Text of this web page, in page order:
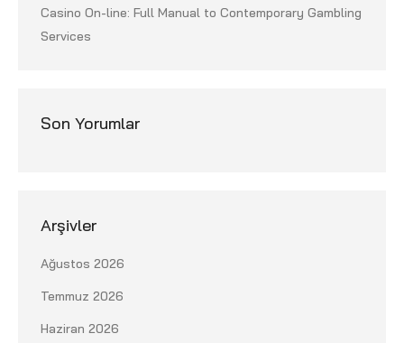
Casino On-line: Full Manual to Contemporary Gambling
Services
Son Yorumlar
Arşivler
Ağustos 2026
Temmuz 2026
Haziran 2026